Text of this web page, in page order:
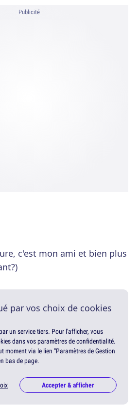
Publicité
c'est mon ami et bien plus
par vos choix de cookies
un service tiers. Pour l'afficher, vous
dans vos paramètres de confidentialité.
moment via le lien "Paramètres de Gestion
bas de page.
Accepter & afficher